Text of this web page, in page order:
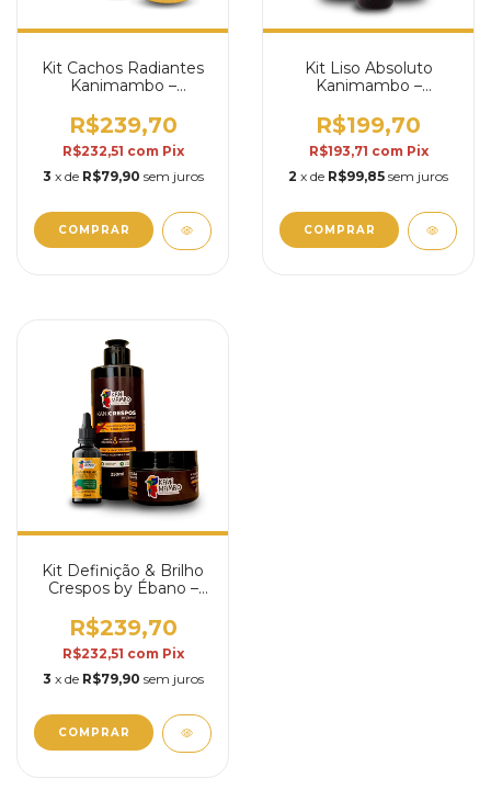
Kit Cachos Radiantes
Kanimambo –
e Proteção
R$239,70
R$232,51 com Pix
3 x de R$79,90 sem juros
Kit Liso Absoluto
Kanimambo –
Proteção Natural
R$199,70
R$193,71 com Pix
2 x de R$99,85 sem juros
Kit Definição & Brilho
Crespos by Ébano –
R$239,70
R$232,51 com Pix
3 x de R$79,90 sem juros